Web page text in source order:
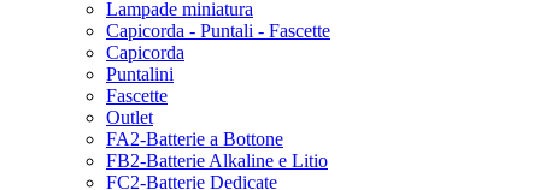
Lampade miniatura
Capicorda - Puntali - Fascette
Capicorda
Puntalini
Fascette
Outlet
FA2-Batterie a Bottone
FB2-Batterie Alkaline e Litio
FC2-Batterie Dedicate